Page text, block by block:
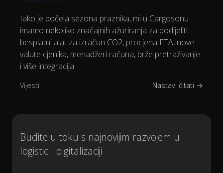
Iako je počela sezona praznika, mi u Cargosonu
imamo nekoliko značajnih ažuriranja za podijeliti:
besplatni alat za izračun CO2, procjena ETA, nove
valute cjenika, menadžeri računa, brže pretraživanje
i više integracija.
Vijesti Nastavi čitati →
Budite u toku s najnovijim razvojem u
logistici i digitalizaciji